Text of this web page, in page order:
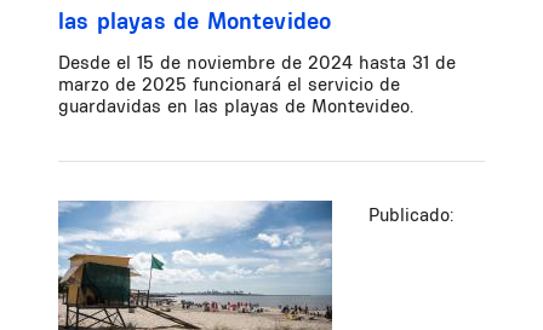
las playas de Montevideo
Desde el 15 de noviembre de 2024 hasta 31 de
marzo de 2025 funcionará el servicio de
guardavidas en las playas de Montevideo.
Publicado: